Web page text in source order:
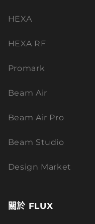
HEXA
HEXA RF
Promark
Beam Air
Beam Air Pro
Beam Studio
Design Market
關於 FLUX